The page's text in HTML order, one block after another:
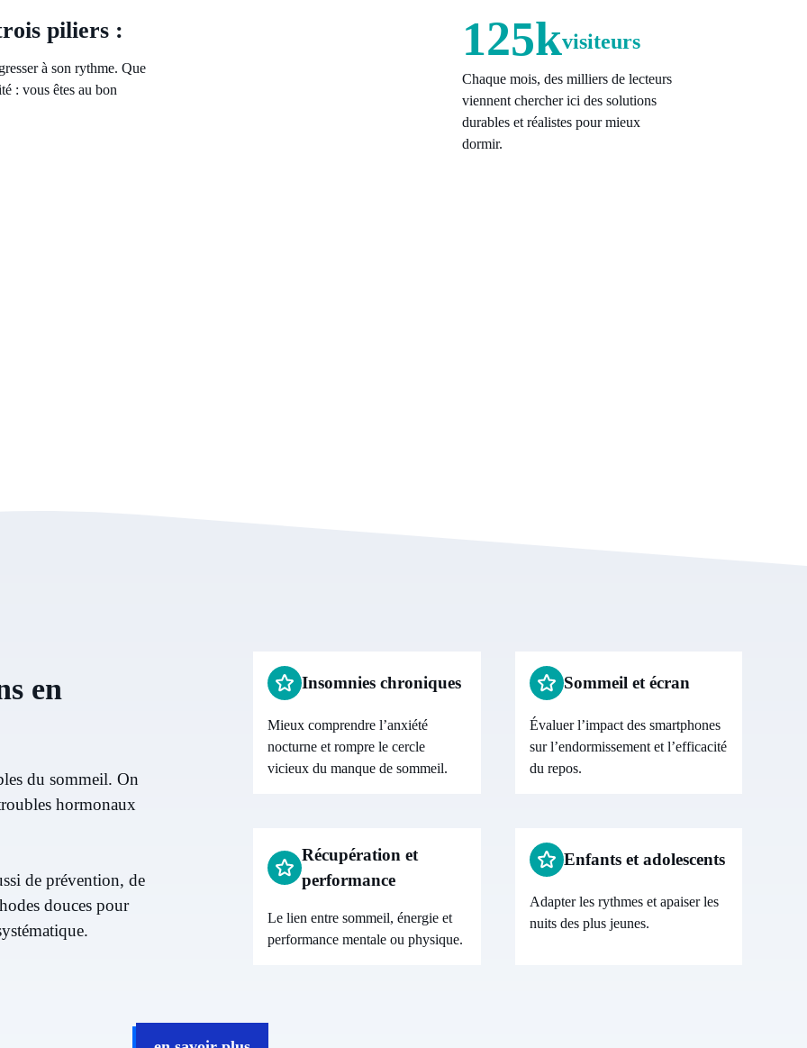
piliers :
à son rythme. Que
: vous êtes au bon
125kvisiteurs
Chaque mois, des milliers de lecteurs
viennent chercher ici des solutions
durables et réalistes pour mieux
dormir.
en
du sommeil. On
hormonaux
de prévention, de
douces pour
Insomnies chroniques
Mieux comprendre l’anxiété
nocturne et rompre le cercle
vicieux du manque de sommeil.
Sommeil et écran
Évaluer l’impact des smartphones
sur l’endormissement et l’efficacité
du repos.
Récupération et
performance
Le lien entre sommeil, énergie et
performance mentale ou physique.
Enfants et adolescents
Adapter les rythmes et apaiser les
nuits des plus jeunes.